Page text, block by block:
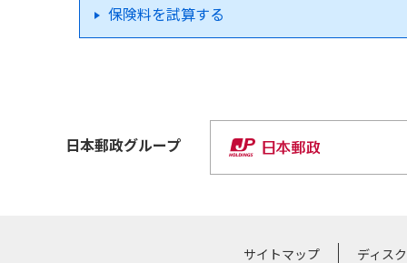
保険料を試算する
日本郵政グループ
サイトマップ ディス